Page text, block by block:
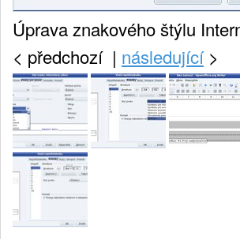
Úprava znakového štýlu
< předchozí | následující>